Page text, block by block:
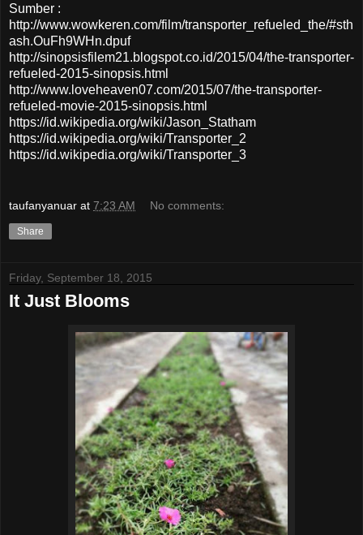
Sumber :
http://www.wowkeren.com/film/transporter_refueled_the/#sth
ash.OuFh9WHn.dpuf
http://sinopsisfilem21.blogspot.co.id/2015/04/the-transporter-
refueled-2015-sinopsis.html
http://www.loveheaven07.com/2015/07/the-transporter-
refueled-movie-2015-sinopsis.html
https://id.wikipedia.org/wiki/Jason_Statham
https://id.wikipedia.org/wiki/Transporter_2
https://id.wikipedia.org/wiki/Transporter_3
taufanyanuar at 7:23 AM No comments:
Share
Friday, September 18, 2015
It Just Blooms